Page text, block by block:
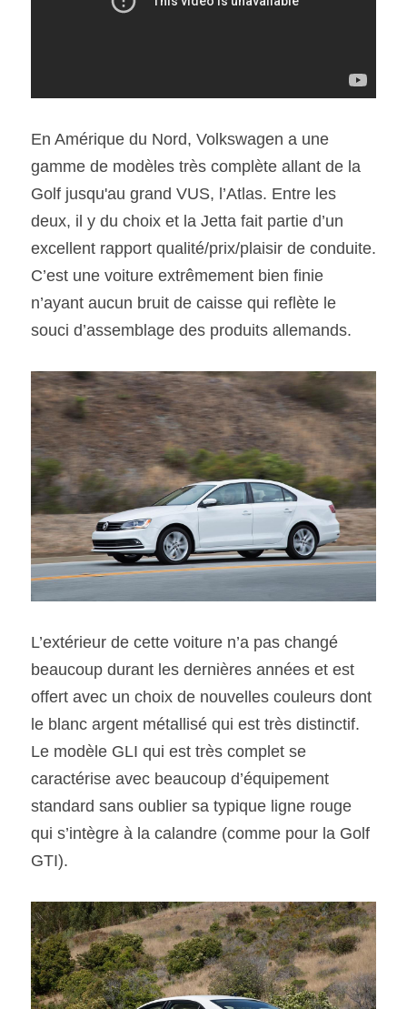
En Amérique du Nord, Volkswagen a une
gamme de modèles très complète allant de la
Golf jusqu'au grand VUS, l’Atlas. Entre les
deux, il y du choix et la Jetta fait partie d’un
excellent rapport qualité/prix/plaisir de conduite.
C’est une voiture extrêmement bien finie
n’ayant aucun bruit de caisse qui reflète le
souci d’assemblage des produits allemands.
L’extérieur de cette voiture n’a pas changé
beaucoup durant les dernières années et est
offert avec un choix de nouvelles couleurs dont
le blanc argent métallisé qui est très distinctif.
Le modèle GLI qui est très complet se
caractérise avec beaucoup d’équipement
standard sans oublier sa typique ligne rouge
qui s’intègre à la calandre (comme pour la Golf
GTI).